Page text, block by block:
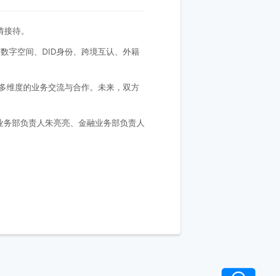
待。
字空间、DID身份、跨境互认、外籍
维度的业务交流与合作。未来，双方
部负责人朱亮亮、金融业务部负责人